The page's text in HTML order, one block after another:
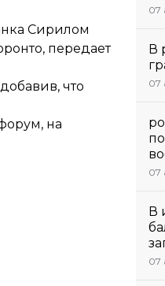
Сирилом
передает
что
на
07
В
07
07
В
07